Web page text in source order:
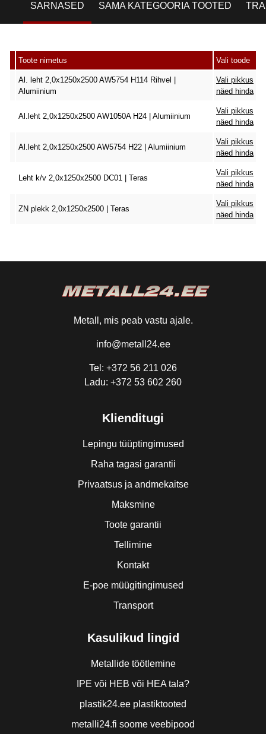
SARNASED SAMA KATEGOORIA TOOTED
Toote nimetus Vali toode
Al. leht 2,0x1250x2500 AW5754 H114 Rihvel |
Alumiinium
Vali pikkus
näed hinda
Al.leht 2,0x1250x2500 AW1050A H24 | Alumiinium
Vali pikkus
näed hinda
Al.leht 2,0x1250x2500 AW5754 H22 | Alumiinium
Vali pikkus
näed hinda
Leht k/v 2,0x1250x2500 DC01 | Teras
Vali pikkus
näed hinda
ZN plekk 2,0x1250x2500 | Teras
Vali pikkus
näed hinda
Metall, mis peab vastu ajale.
info@metall24.ee
Tel: +372 56 211 026
Ladu: +372 53 602 260
Klienditugi
Lepingu tüüptingimused
Raha tagasi garantii
Privaatsus ja andmekaitse
Maksmine
Toote garantii
Tellimine
Kontakt
E-poe müügitingimused
Transport
Kasulikud lingid
Metallide töötlemine
IPE või HEB või HEA tala?
plastik24.ee plastiktooted
metalli24.fi soome veebipood